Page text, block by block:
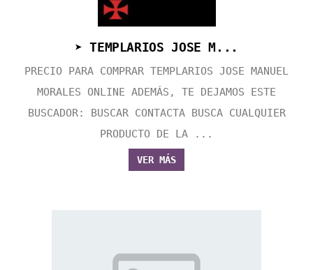
➤ TEMPLARIOS JOSE M...
PRECIO PARA COMPRAR TEMPLARIOS JOSE MANUEL
MORALES ONLINE ADEMÁS, TE DEJAMOS ESTE
BUSCADOR: BUSCAR CONTACTA BUSCA CUALQUIER
PRODUCTO DE LA ...
VER MÁS